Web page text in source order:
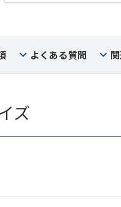
よくある質問
ズ